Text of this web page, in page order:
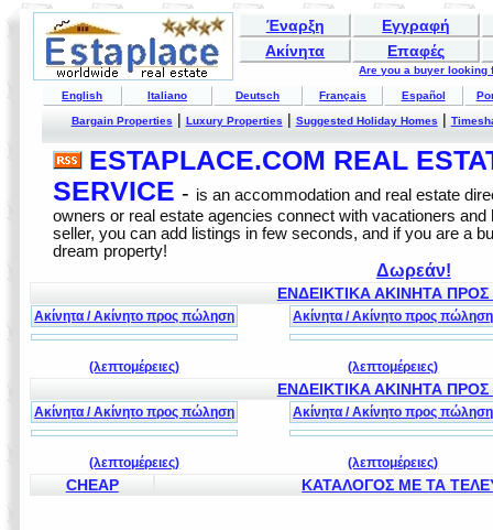
Έναρξη
Εγγραφή
Ακίνητα
Επαφές
Are you a buyer looking
English Italiano Deutsch Français Español
Bargain Properties| Luxury Properties| Suggested Holiday Homes|
ESTAPLACE.COM REAL
SERVICE - is an accommodation and real estate
owners or real estate agencies connect with vacationers
seller, you can add listings in few seconds, and if you are a
dream property!
Δωρεάν!
ΕΝΔΕΙΚΤΙΚΑ ΑΚΙΝΗΤΑ
Ακίνητα / Ακίνητο προς πώληση
(λεπτομέρειες)
Ακίνητα / Ακίνητο προς πώληση
(λεπτομέρειες)
ΕΝΔΕΙΚΤΙΚΑ ΑΚΙΝΗΤΑ
Ακίνητα / Ακίνητο προς πώληση
(λεπτομέρειες)
Ακίνητα / Ακίνητο προς πώληση
(λεπτομέρειες)
CHEAP ΚΑΤΑΛΟΓΟΣ ΜΕ ΤΑ